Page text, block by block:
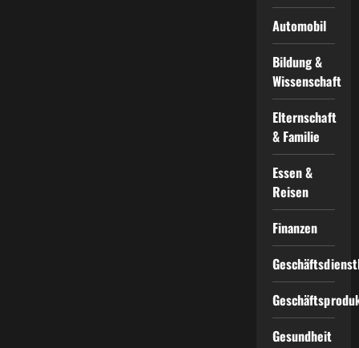
Automobil
Bildung &
Wissenschaft
Elternschaft
& Familie
Essen &
Reisen
Finanzen
Gesundheit